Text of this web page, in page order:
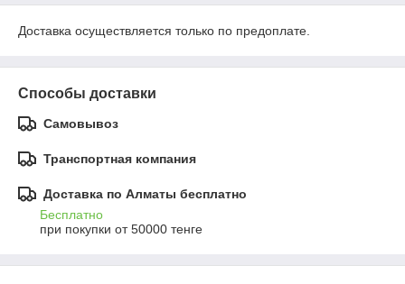
Доставка осуществляется только по предоплате.
Способы доставки
Самовывоз
Транспортная компания
Доставка по Алматы бесплатно
Бесплатно
при покупки от 50000 тенге